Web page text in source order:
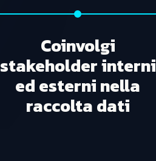
Coinvolgi
stakeholder interni
ed esterni nella
raccolta dati